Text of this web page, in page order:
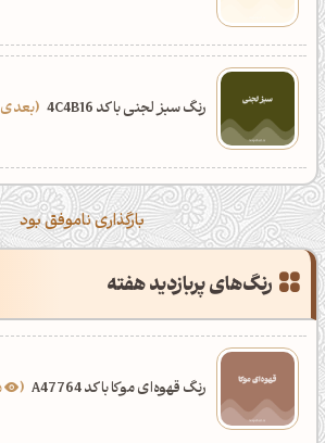
رنگ سبز لجنی با کد 4C4B16 بعدی
بارگذاری ناموفق بود
رنگ‌های پربازدید هفته
رنگ قهوه‌ای موکا با کد A47764 4,395